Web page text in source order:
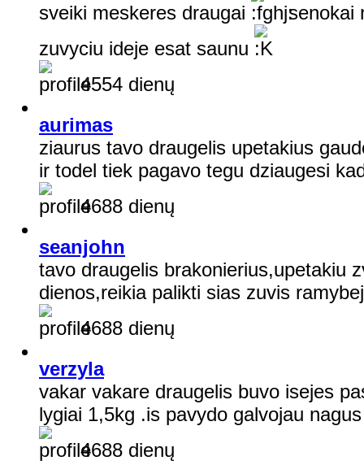
sveiki meskeres draugai
senokai
zuvyciu ideje esat saunu
4554 dienų
aurimas
ziaurus tavo draugelis upetakius
ir todel tiek pagavo tegu dziaugesi
4688 dienų
seanjohn
tavo draugelis brakonierius,upetakiu
dienos,reikia palikti sias zuvis
4688 dienų
verzyla
vakar vakare draugelis buvo isejes
lygiai 1,5kg .is pavydo galvojau
4688 dienų